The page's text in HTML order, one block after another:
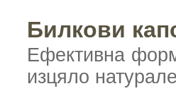
Билкови
Ефективна
изцяло